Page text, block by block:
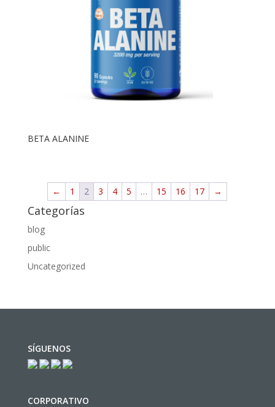
BETA ALANINE
← 1 2 3 4 5 … 15 16 17 →
Categorías
blog
public
Uncategorized
SÍGUENOS
CORPORATIVO